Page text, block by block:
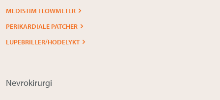
MEDISTIM FLOWMETER
PERIKARDIALE PATCHER
LUPEBRILLER/HODELYKT
Nevrokirurgi